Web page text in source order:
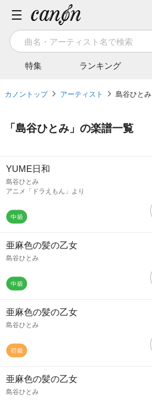
特集 ランキング
カノントップ アーティスト 島谷ひとみ
「 島谷ひとみ 」の楽譜一覧
YUME日和
島谷ひとみ
アニメ「ドラえもん」より
亜麻色の髪の乙女
島谷ひとみ
亜麻色の髪の乙女
島谷ひとみ
亜麻色の髪の乙女
島谷ひとみ